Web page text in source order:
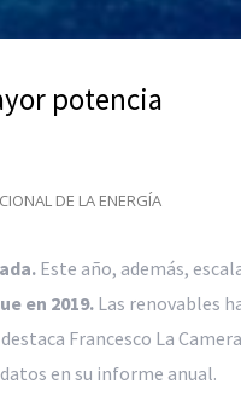
potencia
DE LA ENERGÍA
Este año, además,
en 2019.Las renovables
Francesco La
en su informe anual.